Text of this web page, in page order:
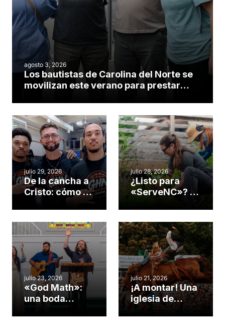
agosto 3, 2026
Los bautistas de Carolina del Norte se
movilizan este verano para prestar
julio 29, 2026
De la cancha a
Cristo: cómo el
gimnasio de
Cary se
convirtió en un
insólito campo
misionero te
cuento
julio 28, 2026
¿Listo para
«ServeNC»? 4
obra de Dios
durante la
Semana
ServeNC
julio 23, 2026
«God Math»:
una boda
julio 21, 2026
¡A montar! Una
iglesia de